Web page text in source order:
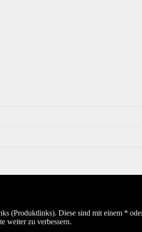
(Produktlinks). Diese sind mit einem *
weiter zu verbessern.